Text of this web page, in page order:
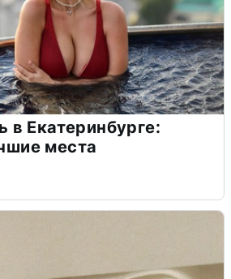
в Екатеринбурге:
места